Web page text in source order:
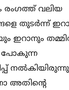
വലിയ
തുടർന്ന്
ഇറാനും
പോകുന്ന
അതിന്റെ